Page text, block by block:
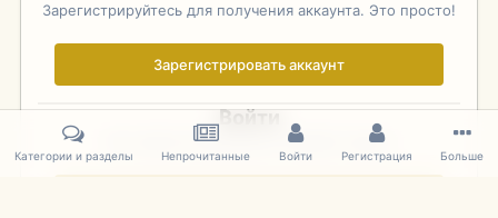
Зарегистрируйтесь для получения аккаунта. Это просто!
Зарегистрировать аккаунт
Войти
Уже зарегистрированы? Войдите здесь.
Категории и разделы Непрочитанные Войти Регистрация Больше